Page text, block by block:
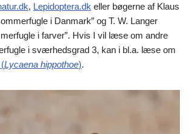
, Lepidoptera.dk eller bøgerne af Klaus
i Danmark” og T. W. Langer
i farver”. Hvis I vil læse om andre
i sværhedsgrad 3, kan i bl.a. læse om
Lycaena hippothoe).